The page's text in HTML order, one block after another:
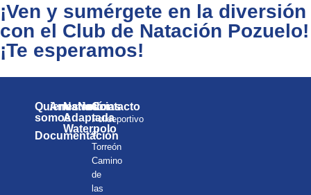
¡Ven y sumérgete en la diversión
con el Club de Natación Pozuelo!
¡Te esperamos!
Quienes
somos
Documentación
Anuarios
Natación
Adaptada
Waterpolo
Noticias
Contacto
Polideportivo
el
Torreón
Camino
de
las